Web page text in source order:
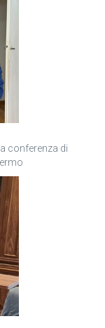
conferenza di